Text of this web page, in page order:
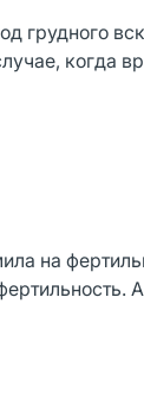
грудного
когда
на